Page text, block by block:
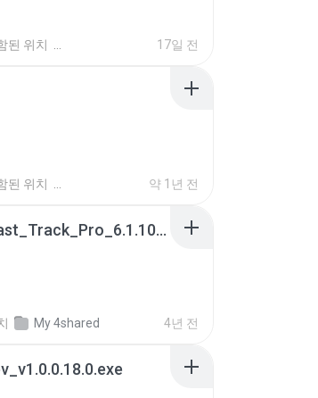
된 위치 17일 전
된 위치 약 1년 전
Install_M-Audio_Fast_Track_Pro_6.1.10.exe
My 4shared 4년 전